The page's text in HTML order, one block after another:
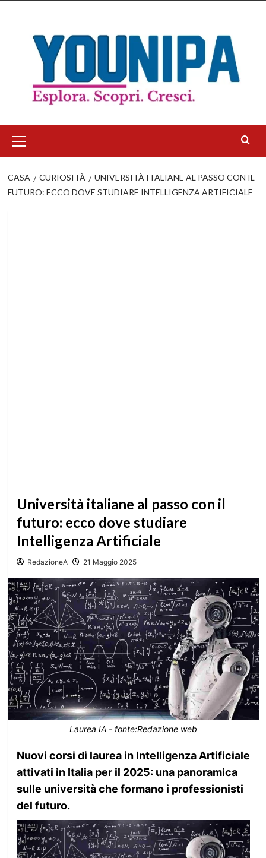
contenuto
principale
CASA CURIOSITÀ
UNIVERSITÀ ITALIANE AL PASSO CON IL
FUTURO: ECCO DOVE STUDIARE INTELLIGENZA ARTIFICIALE
Università italiane al passo con il
futuro: ecco dove studiare
Intelligenza Artificiale
RedazioneA 21 Maggio 2025
Laurea IA - fonte:Redazione web
Nuovi corsi di laurea in Intelligenza Artificiale
attivati in Italia per il 2025: una panoramica
sulle università che formano i professionisti
del futuro.